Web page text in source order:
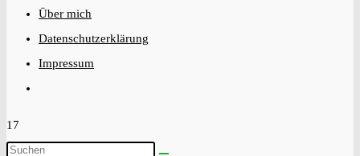
Über mich
Datenschutzerklärung
Impressum
17
Diese